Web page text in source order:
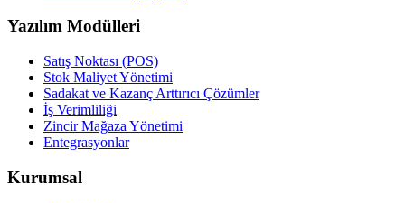
Yazılım Modülleri
Satış Noktası (POS)
Stok Maliyet Yönetimi
Sadakat ve Kazanç Arttırıcı Çözümler
İş Verimliliği
Zincir Mağaza Yönetimi
Entegrasyonlar
Kurumsal